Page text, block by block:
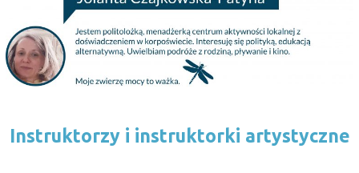
Instruktorzy i instruktorki artystyczne